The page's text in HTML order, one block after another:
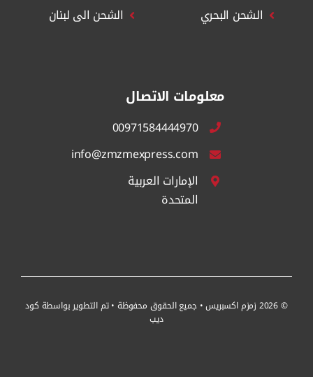
الشحن البحري
الشحن الى لبنان
معلومات الاتصال
00971584444970
info@zmzmexpress.com
الإمارات العربية
المتحدة
© 2026 زمزم اكسبريس • جميع الحقوق محفوظة • تم التطوير بواسطة
كود
ديب